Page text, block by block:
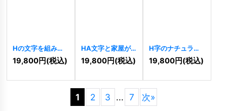
Hの文字を組み合
わせた多角形コミ
ュニティロゴ
19,800円(税込)
HA文字と家屋が
織りなす堅実ロゴ
9964 ]
19,800円(税込)
H字のナチュラル
ダイナミックロゴ
9956 ]
19,800円(税込)
1 2 3 ... 7 次»